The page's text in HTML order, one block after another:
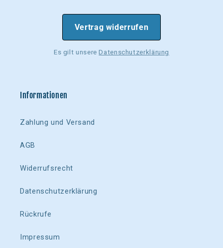
Vertrag widerrufen
Es gilt unsereDatenschutzerklärung
Informationen
Zahlung und Versand
AGB
Widerrufsrecht
Datenschutzerklärung
Rückrufe
Impressum